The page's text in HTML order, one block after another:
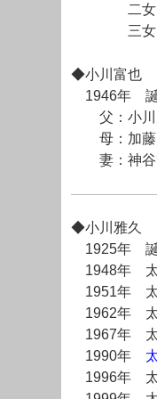
二女：
三女：
◆小川富也
1946年
父：小川
母：加藤
妻：神谷
◆小川雅久
1925年
1948年 太
1951年 太
1962年 太
1967年 太
1990年
1996年 太